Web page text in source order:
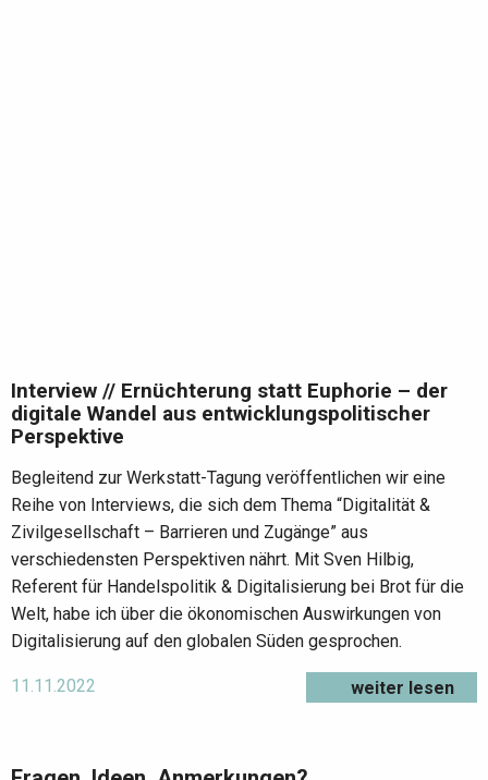
Interview // Ernüchterung statt Euphorie – der
digitale Wandel aus entwicklungspolitischer
Perspektive
Begleitend zur Werkstatt-Tagung veröffentlichen wir eine
Reihe von Interviews, die sich dem Thema “Digitalität &
Zivilgesellschaft – Barrieren und Zugänge” aus
verschiedensten Perspektiven nährt. Mit Sven Hilbig,
Referent für Handelspolitik & Digitalisierung bei Brot für die
Welt, habe ich über die ökonomischen Auswirkungen von
Digitalisierung auf den globalen Süden gesprochen.
11.11.2022 weiter lesen